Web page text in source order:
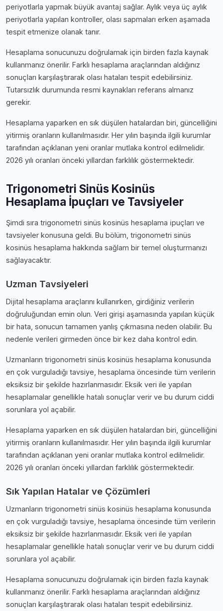
periyotlarla yapmak büyük avantaj sağlar. Aylık veya üç aylık
periyotlarla yapılan kontroller, olası sapmaları erken aşamada
tespit etmenize olanak tanır.
Hesaplama sonucunuzu doğrulamak için birden fazla kaynak
kullanmanız önerilir. Farklı hesaplama araçlarından aldığınız
sonuçları karşılaştırarak olası hataları tespit edebilirsiniz.
Tutarsızlık durumunda resmi kaynakları referans almanız
gerekir.
Hesaplama yaparken en sık düşülen hatalardan biri, güncelliğini
yitirmiş oranların kullanılmasıdır. Her yılın başında ilgili kurumlar
tarafından açıklanan yeni oranlar mutlaka kontrol edilmelidir.
2026 yılı oranları önceki yıllardan farklılık göstermektedir.
Trigonometri Sinüs Kosinüs
Hesaplama İpuçları ve Tavsiyeler
Şimdi sıra trigonometri sinüs kosinüs hesaplama i̇puçları ve
tavsiyeler konusuna geldi. Bu bölüm, trigonometri sinüs
kosinüs hesaplama hakkında sağlam bir temel oluşturmanızı
sağlayacaktır.
Uzman Tavsiyeleri
Dijital hesaplama araçlarını kullanırken, girdiğiniz verilerin
doğruluğundan emin olun. Veri girişi aşamasında yapılan küçük
bir hata, sonucun tamamen yanlış çıkmasına neden olabilir. Bu
nedenle verileri girmeden önce bir kez daha kontrol edin.
Uzmanların trigonometri sinüs kosinüs hesaplama konusunda
en çok vurguladığı tavsiye, hesaplama öncesinde tüm verilerin
eksiksiz bir şekilde hazırlanmasıdır. Eksik veri ile yapılan
hesaplamalar genellikle hatalı sonuçlar verir ve bu durum ciddi
sorunlara yol açabilir.
Hesaplama yaparken en sık düşülen hatalardan biri, güncelliğini
yitirmiş oranların kullanılmasıdır. Her yılın başında ilgili kurumlar
tarafından açıklanan yeni oranlar mutlaka kontrol edilmelidir.
2026 yılı oranları önceki yıllardan farklılık göstermektedir.
Sık Yapılan Hatalar ve Çözümleri
Uzmanların trigonometri sinüs kosinüs hesaplama konusunda
en çok vurguladığı tavsiye, hesaplama öncesinde tüm verilerin
eksiksiz bir şekilde hazırlanmasıdır. Eksik veri ile yapılan
hesaplamalar genellikle hatalı sonuçlar verir ve bu durum ciddi
sorunlara yol açabilir.
Hesaplama sonucunuzu doğrulamak için birden fazla kaynak
kullanmanız önerilir. Farklı hesaplama araçlarından aldığınız
sonuçları karşılaştırarak olası hataları tespit edebilirsiniz.